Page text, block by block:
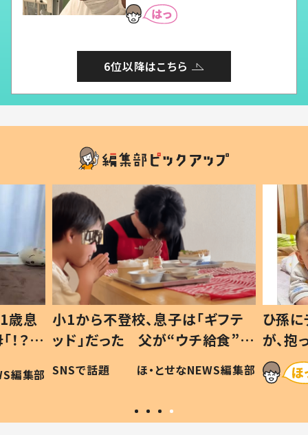
6位以降はこちら
歳息
？」
編集部
小1から不登校、息子は「ギフテ
ッド」だった 父が“ウチ給食”を
作り続ける理由とは #令和の親
#令和の子
SNSで話題 ほ・とせなNEWS編集部
ひ孫
が、
「涙が
い」